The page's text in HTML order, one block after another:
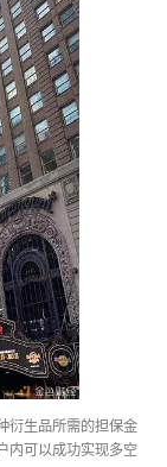
衍生品所需的担保金
内可以成功实现多空